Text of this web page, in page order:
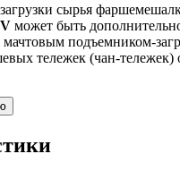
сырья
может быть
подъемником-
тележек (чан-тележек)